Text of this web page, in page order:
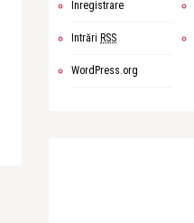
Înregistrare
Intrări RSS
WordPress.org